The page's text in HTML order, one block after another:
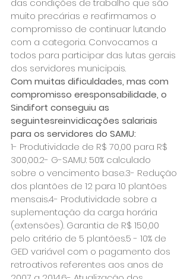
das condições de trabalho que são
muito precárias e reafirmamos o
compromisso de continuar lutando
com a categoria. Convocamos a
todos para participar das lutas gerais
dos servidores municipais.
Com muitas dificuldades, mas com
compromisso eresponsabilidade, o
Sindifort conseguiu as
seguintesreinvidicações salariais
para os servidores do SAMU:
1- Produtividade de R$ 70,00 para R$
300,00.2- G-SAMU: 50% calculado
sobre o vencimento base.3- Redução
dos plantões de 12 para 10 plantões
mensais.4- Produtividade sobre a
suplementação da carga horária
(extensões). Garantia de R$ 150,00
pelo critério de 5 plantões.5 - 10% de
GED variável com o pagamento dos
retroativos referentes aos anos de